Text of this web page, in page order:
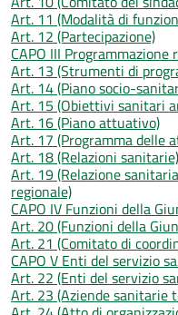
Art. 11 (Modalità di
Art. 12 (Partecipazione)
CAPO III Programmazione
Art. 13 (Strumenti di
Art. 14 (Piano socio-
Art. 15 (Obiettivi sanitari
Art. 16 (Piano attuativo)
Art. 17 (Programma delle
Art. 18 (Relazioni sanitarie)
Art. 19 (Relazione
regionale)
CAPO IV Funzioni della
Art. 20 (Funzioni della
Art. 21 (Comitato di
CAPO V Enti del servizio
Art. 22 (Enti del servizio
Art. 23 (Aziende sanitarie